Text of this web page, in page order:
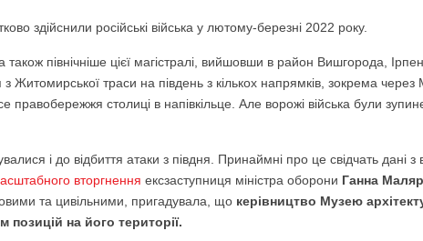
здійснили російські війська у лютому-березні 2022 року.
північніше цієї магістралі, вийшовши в район Вишгорода,
Житомирської траси на південь з кількох напрямків, зокрема
правобережжя столиці в напівкільце. Але ворожі війська були
і до відбиття атаки з півдня. Принаймні про це свідчать дані з
вторгнення ексзаступниця міністра оборони Ганна Маляр
та цивільними, пригадувала, що керівництво Музею
на його території.